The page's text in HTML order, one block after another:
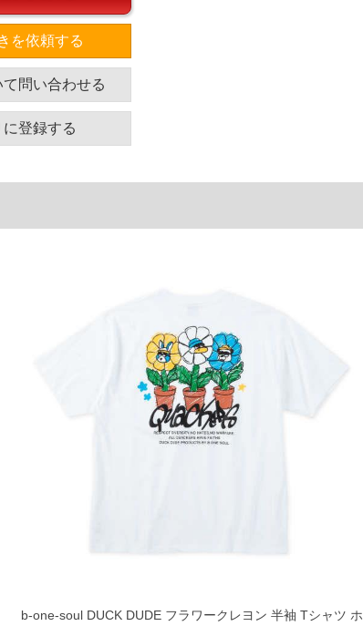
袖丈
25
26
単位はcm
ください。
い、店舗から
。そのような
て頂きますの
円以上の品
もが付いて
。予めご了
を依頼する
問い合わせる
登録する
b-one-soul DUCK DUDE フラワークレヨン 半袖 Tシャツ ホ